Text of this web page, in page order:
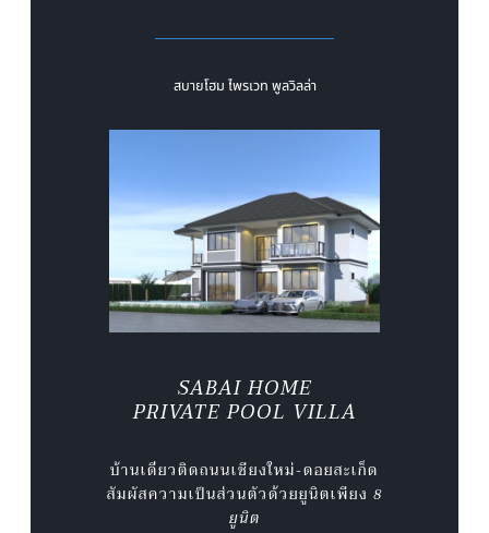
สบายโฮม ไพรเวท พูลวิลล่า
SABAI HOME
PRIVATE POOL VILLA
บ้านเดี่ยวติดถนนเชียงใหม่-ดอยสะเก็ด
สัมผัสความเป็นส่วนตัวด้วยยูนิตเพียง 8
ยูนิต